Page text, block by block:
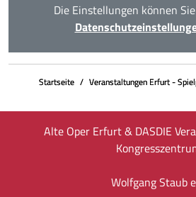
Die Einstellungen können
Startseite Veranstaltungen Erfurt -
Alte Oper Erfurt & DASDIE
Wolfgang Staub